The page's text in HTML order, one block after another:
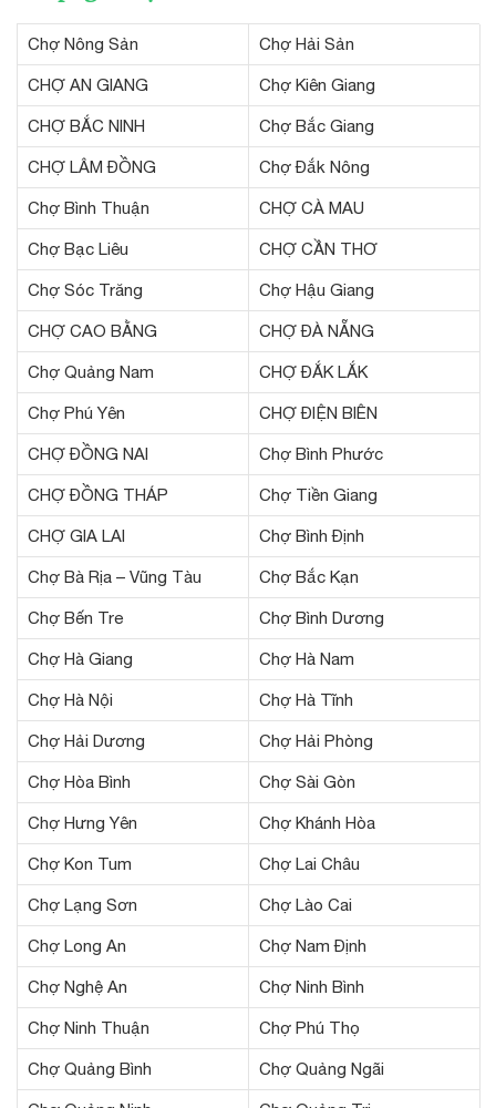
Chợ Nông Sản Chợ Hải Sản
CHỢ AN GIANG Chợ Kiên Giang
CHỢ BẮC NINH Chợ Bắc Giang
CHỢ LÂM ĐỒNG Chợ Đắk Nông
Chợ Bình Thuận CHỢ CÀ MAU
Chợ Bạc Liêu CHỢ CẦN THƠ
Chợ Sóc Trăng Chợ Hậu Giang
CHỢ CAO BẰNG CHỢ ĐÀ NẴNG
Chợ Quảng Nam CHỢ ĐẮK LẮK
Chợ Phú Yên CHỢ ĐIỆN BIÊN
CHỢ ĐỒNG NAI Chợ Bình Phước
CHỢ ĐỒNG THÁP Chợ Tiền Giang
CHỢ GIA LAI Chợ Bình Định
Chợ Bà Rịa – Vũng Tàu Chợ Bắc Kạn
Chợ Bến Tre Chợ Bình Dương
Chợ Hà Giang Chợ Hà Nam
Chợ Hà Nội Chợ Hà Tĩnh
Chợ Hải Dương Chợ Hải Phòng
Chợ Hòa Bình Chợ Sài Gòn
Chợ Hưng Yên Chợ Khánh Hòa
Chợ Kon Tum Chợ Lai Châu
Chợ Lạng Sơn Chợ Lào Cai
Chợ Long An Chợ Nam Định
Chợ Nghệ An Chợ Ninh Bình
Chợ Ninh Thuận Chợ Phú Thọ
Chợ Quảng Bình Chợ Quảng Ngãi